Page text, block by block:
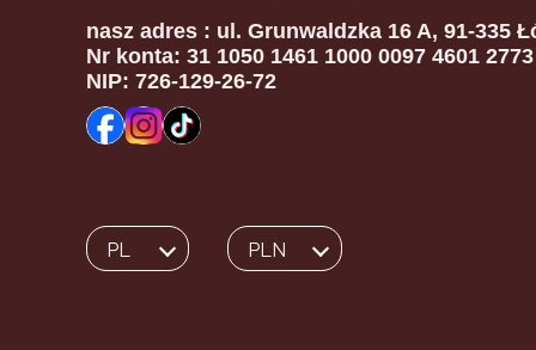
nasz adres : ul. Grunwaldzka 16 A, 91-335
Nr konta: 31 1050 1461 1000 0097 4601 2773
NIP: 726-129-26-72
Wybrany język:
PL
polski Wybrana waluta:
PLN